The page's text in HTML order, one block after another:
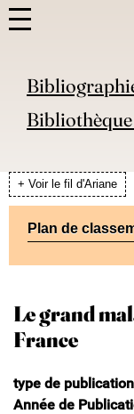
+ Voir le fil d'Ariane
Plan de
Le grand
France
type de publication
Année de